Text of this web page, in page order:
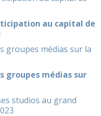
au capital de
groupes médias sur